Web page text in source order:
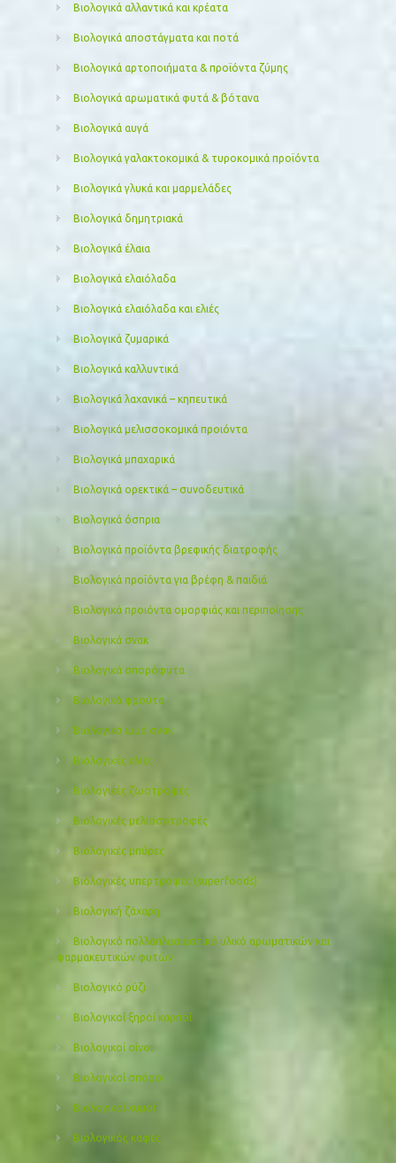
Βιολογικά αλλαντικά και κρέατα
Βιολογικά αποστάγματα και ποτά
Βιολογικά αρτοποιήματα & προϊόντα ζύμης
Βιολογικά αρωματικά φυτά & βότανα
Βιολογικά αυγά
Βιολογικά γαλακτοκομικά & τυροκομικά προϊόντα
Βιολογικά γλυκά και μαρμελάδες
Βιολογικά δημητριακά
Βιολογικά έλαια
Βιολογικά ελαιόλαδα
Βιολογικά ελαιόλαδα και ελιές
Βιολογικά ζυμαρικά
Βιολογικά καλλυντικά
Βιολογικά λαχανικά – κηπευτικά
Βιολογικά μελισσοκομικά προιόντα
Βιολογικά μπαχαρικά
Βιολογικά ορεκτικά – συνοδευτικά
Βιολογικά όσπρια
Βιολογικά προϊόντα βρεφικής διατροφής
Βιολογικά προϊόντα για βρέφη & παιδιά
Βιολογικά προιόντα ομορφιάς και περιποίησης
Βιολογικά σνακ
Βιολογικά σπορόφυτα
Βιολογικά φρούτα
Βιολογικά ωμά σνακ
Βιολογικές ελιές
Βιολογικές ζωοτροφές
Βιολογικές μελισσοτροφές
Βιολογικές μπύρες
Βιολογικές υπερτροφές (superfoods)
Βιολογική ζάχαρη
Βιολογικό πολλαπλασιαστικό υλικό αρωματικών και
φαρμακευτικών φυτών
Βιολογικό ρύζι
Βιολογικοί ξηροί καρποί
Βιολογικοί οίνοι
Βιολογικοί σπόροι
Βιολογικοί χυμοί
Βιολογικός καφές